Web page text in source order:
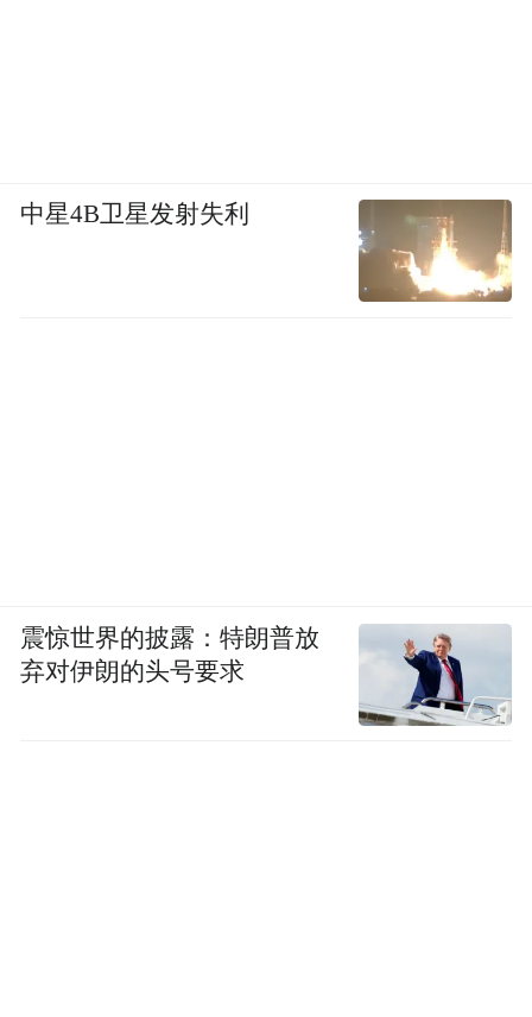
中星4B卫星发射失利
震惊世界的披露：特朗普放
弃对伊朗的头号要求